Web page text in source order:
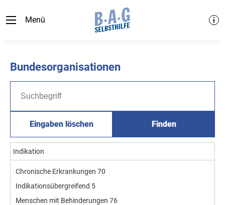
Menü
Bundesorganisationen
Eingaben löschen Finden
Indikation
Chronische Erkrankungen 70
Indikationsübergreifend 5
Menschen mit Behinderungen 76